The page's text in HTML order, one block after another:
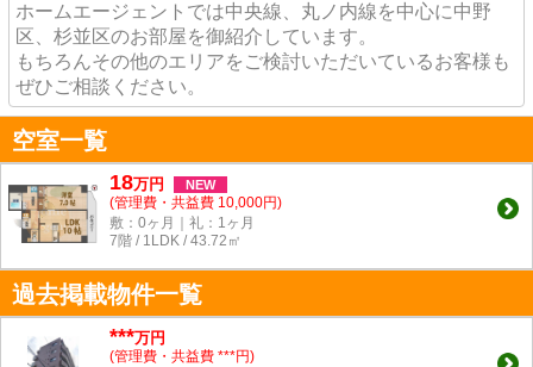
ホームエージェントでは中央線、丸ノ内線を中心に中野
区、杉並区のお部屋を御紹介しています。
もちろんその他のエリアをご検討いただいているお客様も
ぜひご相談ください。
空室一覧
18万円 NEW
(管理費・共益費 10,000円)
敷：0ヶ月｜礼：1ヶ月
7階 / 1LDK / 43.72㎡
過去掲載物件一覧
***万円
(管理費・共益費 ***円)